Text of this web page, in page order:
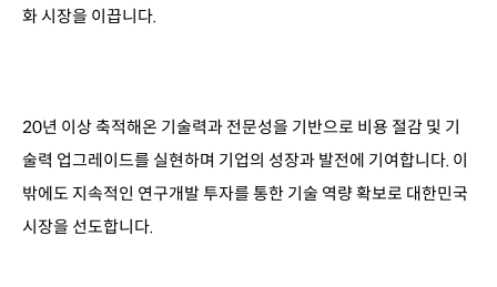
화 시장을 이끕니다.
20년 이상 축적해온 기술력과 전문성을 기반으로 비용 절감 및 기
술력 업그레이드를 실현하며 기업의 성장과 발전에 기여합니다. 이
밖에도 지속적인 연구개발 투자를 통한 기술 역량 확보로 대한민국
시장을 선도합니다.